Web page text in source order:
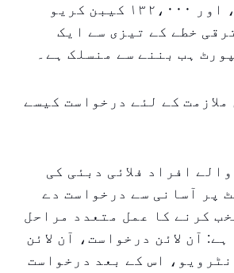
تکنیکی افراد، اور ۱۳۲،۰۰۰ کیبن کریو
خطے کے تیزی سے ایک
ہب بننے سے منسلک ہے۔
ملازمت کے لئے درخواست کیسے
افراد فلائی دبئی کی
پر آسانی سے درخواست دے
کرنے کا عمل متعدد مراحل
آن لائن درخواست، آن لائن
اس کے بعد درخواست